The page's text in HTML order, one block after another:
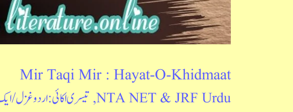
Mir Taqi Mir : Hayat-O-Khidmaat
NTA NET & JRF Urdu
, تیسری اکائی: اردو غزل/